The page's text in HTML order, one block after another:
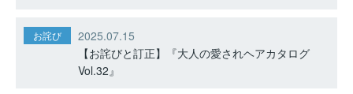
お詫び
2025.07.15
【お詫びと訂正】『大人の愛されヘアカタログ
Vol.32』